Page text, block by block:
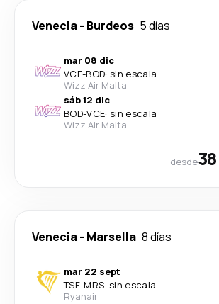
Venecia- Burdeos 5 días
mar 08 dic
VCE-BOD· sin escala
Wizz Air Malta
sáb 12 dic
BOD-VCE· sin escala
Wizz Air Malta
desde
Venecia- Marsella 8 días
mar 22 sept
TSF-MRS· sin escala
Ryanair